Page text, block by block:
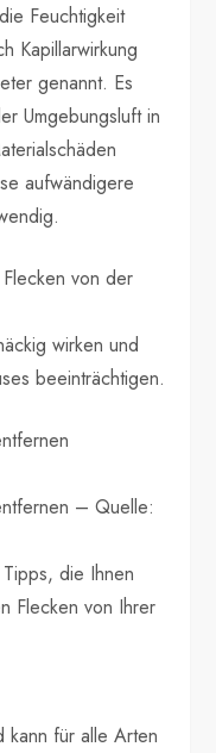
Feuchtigkeit
Kapillarwirkung
genannt. Es
Umgebungsluft in
aufwändigere
von der
wirken und
beeinträchtigen.
– Quelle:
die Ihnen
Flecken von Ihrer
kann für alle Arten